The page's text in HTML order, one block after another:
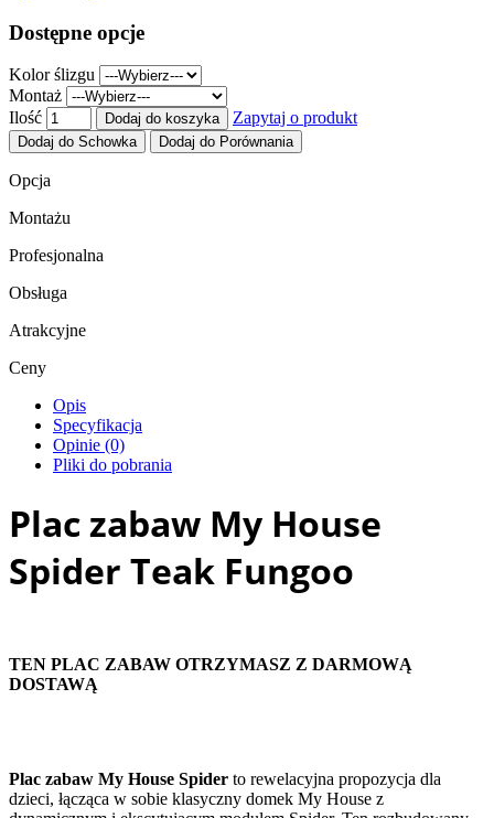
Dostępne opcje
Kolor ślizgu
Montaż
Ilość
Dodaj do koszyka Zapytaj o produkt
Dodaj do Schowka Dodaj do Porównania
Opcja
Montażu
Profesjonalna
Obsługa
Atrakcyjne
Ceny
Opis
Specyfikacja
Opinie (0)
Pliki do pobrania
Plac zabaw My House
Spider Teak Fungoo
TEN PLAC ZABAW OTRZYMASZ Z DARMOWĄ
DOSTAWĄ
Plac zabaw My House Spider to rewelacyjna propozycja dla
dzieci, łącząca w sobie klasyczny domek My House z